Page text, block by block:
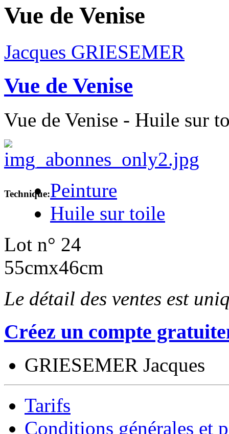
Vue de Venise
Jacques GRIESEMER
Vue de Venise
Vue de Venise - Huile sur
Technique:Peinture
Huile sur toile
Lot n° 24
55cmx46cm
Le détail des ventes est
Créez un compte
GRIESEMER Jacques
Tarifs
Conditions générales et